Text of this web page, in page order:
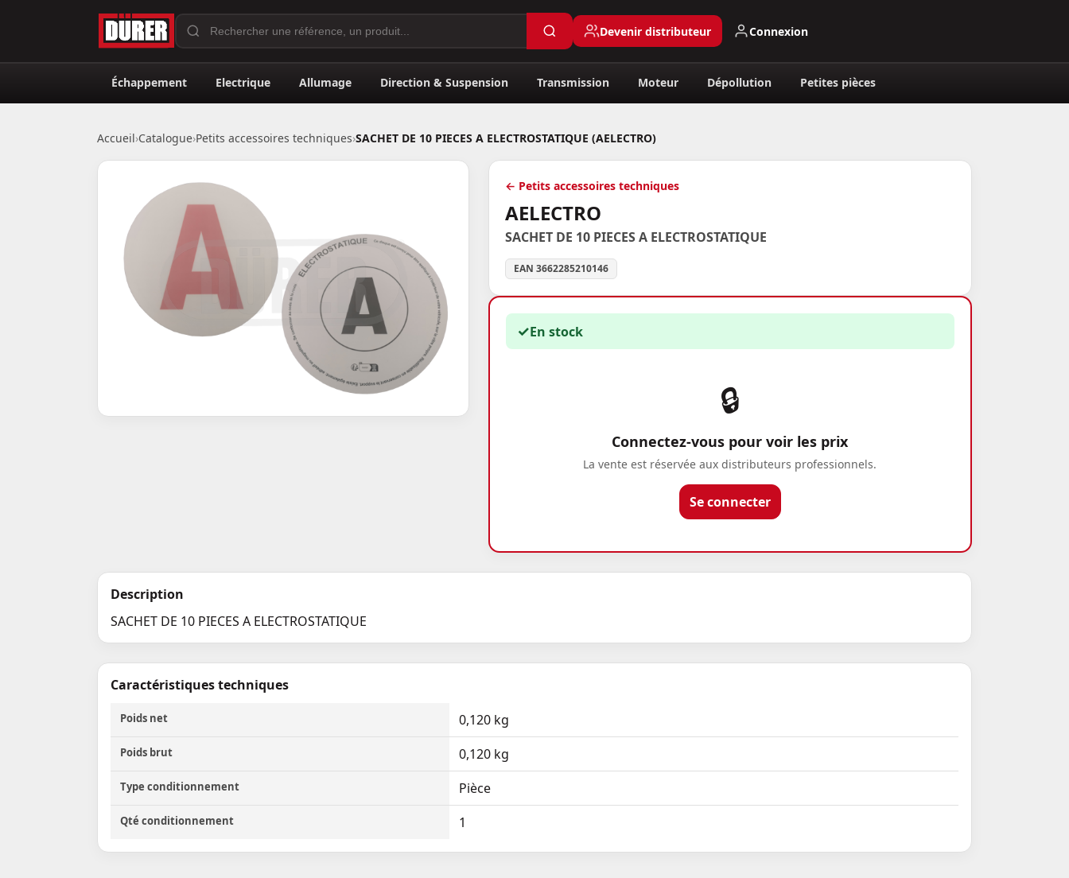
Devenir distributeur Connexion
Échappement Electrique Allumage Direction & Suspension Transmission Moteur Dépollution Petites pièces
Accueil›Catalogue›Petits accessoires techniques›SACHET DE 10 PIECES A ELECTROSTATIQUE (AELECTRO)
← Petits accessoires techniques
AELECTRO
SACHET DE 10 PIECES A ELECTROSTATIQUE
EAN 3662285210146
✓En stock
🔒
Connectez-vous pour voir les prix
La vente est réservée aux distributeurs professionnels.
Se connecter
Description
SACHET DE 10 PIECES A ELECTROSTATIQUE
Caractéristiques techniques
Poids net 0,120 kg
Poids brut 0,120 kg
Type conditionnement Pièce
Qté conditionnement 1